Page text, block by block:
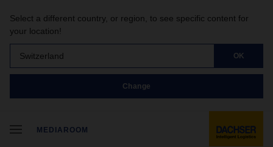
Select a different country, or region, to see specific content for
your location!
Switzerland OK
Change
MEDIAROOM